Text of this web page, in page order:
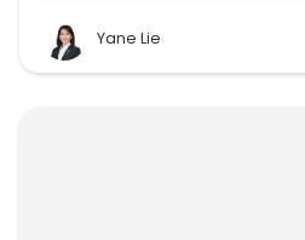
Yane Lie